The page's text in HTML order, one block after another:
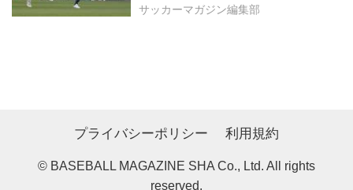
サッカーマガジン編集部
プライバシーポリシー 利用規約
© BASEBALL MAGAZINE SHA Co., Ltd. All rights
reserved.